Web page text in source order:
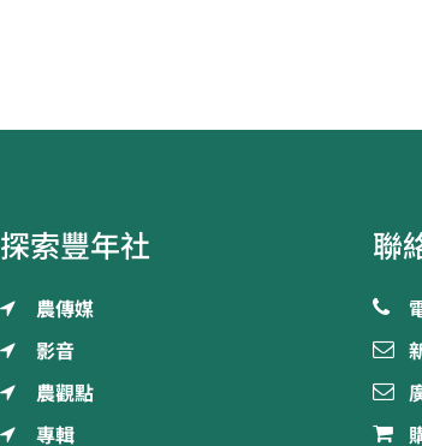
探索豐年社
農傳媒
影音
農觀點
聯